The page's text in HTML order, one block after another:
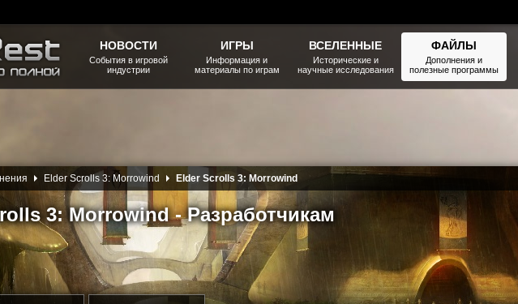
3: Morrowind - Разработчикам
Elder Scrolls 3: Morrowind Elder Scrolls 3: Morrowind
НОВОСТИ
События в игровой
индустрии
ИГРЫ
Информация и
материалы по играм
ВСЕЛЕННЫЕ
Исторические и
научные исследования
ФАЙЛЫ
Дополнения и
полезные программы